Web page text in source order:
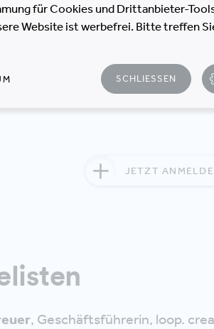
Impulse und Praxisbeispiele
JETZT
, Geschäftsführerin, loop.
für Cookies und Drittanbieter-
Website ist werbefrei. Bitte treffen
SCHLIESSEN